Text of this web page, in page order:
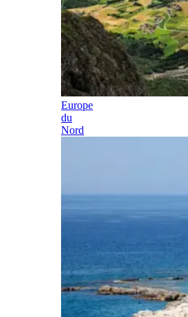
Europe
du
Nord